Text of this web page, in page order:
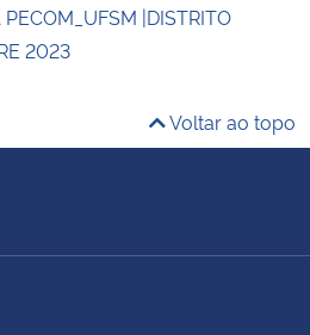
|DISTRITO
2023
Voltar ao topo